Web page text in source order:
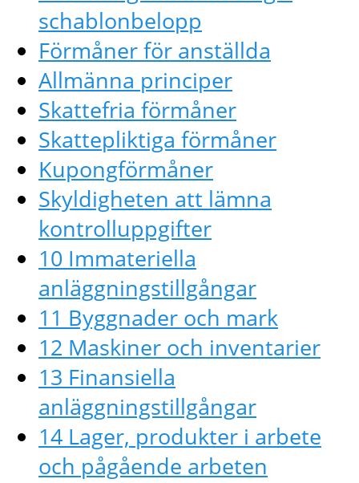
schablonbelopp
Förmåner för anställda
Allmänna principer
Skattefria förmåner
Skattepliktiga förmåner
Kupongförmåner
Skyldigheten att lämna
kontrolluppgifter
10 Immateriella
anläggningstillgångar
11 Byggnader och mark
12 Maskiner och inventarier
13 Finansiella
anläggningstillgångar
14 Lager, produkter i arbete
och pågående arbeten